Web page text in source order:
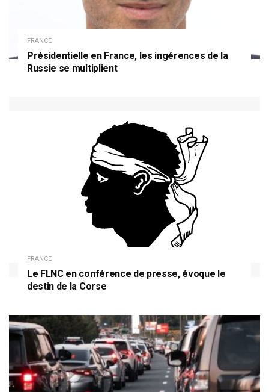
FRANCE
Présidentielle en France, les ingérences de la
Russie se multiplient
FRANCE
Le FLNC en conférence de presse, évoque le
destin de la Corse